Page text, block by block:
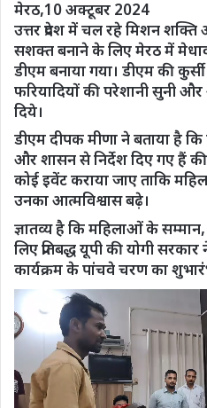
मेरठ,10 अक्टूबर 2024
उत्तर प्रदेश में चल रहे मिशन
सशक्त बनाने के लिए मेरठ में
डीएम बनाया गया। डीएम की
फरियादियों की परेशानी सुनी और
दिये।
डीएम दीपक मीणा ने बताया है
और शासन से निर्देश दिए गए हैं की
कोई इवेंट कराया जाए ताकि
उनका आत्मविश्वास बढ़े।
ज्ञातव्य है कि महिलाओं के
लिए प्रतिबद्ध यूपी की योगी
कार्यक्रम के पांचवे चरण का